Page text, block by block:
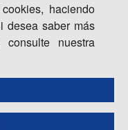
. Todos los derechos
de cookies
haciendo
desea saber más
nuestra